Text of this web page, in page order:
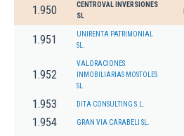
1.950
CENTROVAL INVERSIONES
SL
1.951
UNIRENTA PATRIMONIAL
SL.
1.952
VALORACIONES
INMOBILIARIAS MOSTOLES
SL.
1.953 DITA CONSULTING S.L.
1.954 GRAN VIA CARABELI SL.